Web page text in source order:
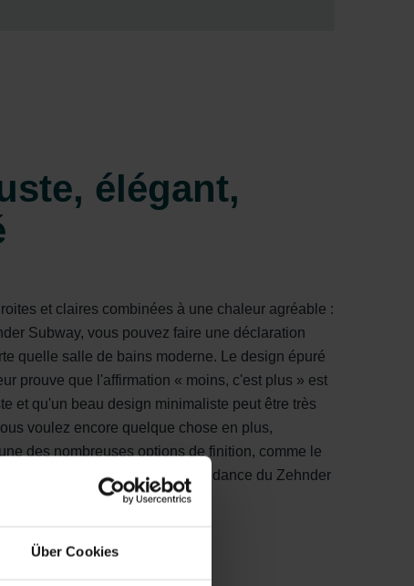
Über Cookies
élégant,
et claires combinées à une chaleur agréable :
Subway, vous pouvez faire une déclaration
quelle salle de bains moderne. Le design épuré
prouve que l'affirmation « moins, c'est plus » est
et qu'un beau design minimaliste peut être très
voulez encore quelque chose en plus,
des nombreuses options de finition, comme le
inoxydable ou une couleur tendance du Zehnder